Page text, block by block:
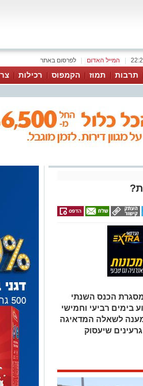
לפרסום באתר המייל האדום
תרבות תמוז הקמפוס רכילות
הכנס השנתי
בימים רביעי וחמישי
מענה לשאלה המדאיגה
שיעסוק